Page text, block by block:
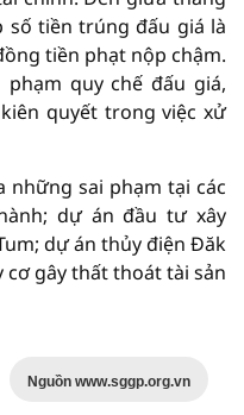
số tiền trúng đấu giá là
tiền phạt nộp chậm.
phạm quy chế đấu giá,
quyết trong việc xử
những sai phạm tại các
dự án đầu tư xây
dự án thủy điện Đăk
gây thất thoát tài sản
Nguồn www.sggp.org.vn